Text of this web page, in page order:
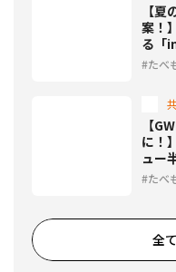
【
案！
る「
たべ
【
に！
ュー
たべ
全